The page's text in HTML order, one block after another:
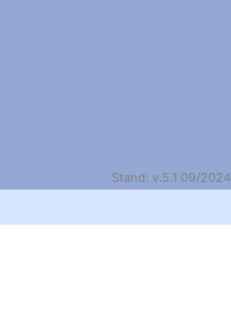
Stand: v.5.1 09/2024